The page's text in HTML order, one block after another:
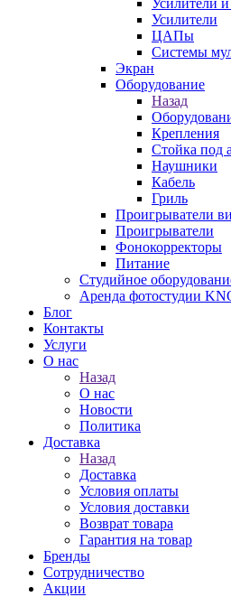
Усилители
Усилители
ЦАПы
Системы
Экран
Оборудование
Назад
Крепления
Стойка под
Наушники
Кабель
Гриль
Проигрыватели
Проигрыватели
Фонокорректоры
Питание
Студийное
Аренда фотостудии
Блог
Контакты
Услуги
О нас
Назад
О нас
Новости
Политика
Доставка
Назад
Доставка
Условия оплаты
Условия доставки
Возврат товара
Гарантия на товар
Бренды
Сотрудничество
Акции